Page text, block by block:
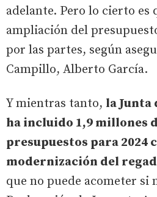
adelante. Pero lo cierto es
ampliación del
por las partes, según
Campillo, Alberto García.
Y mientras tanto, la Junta
ha incluido 1,9 millones
presupuestos para 2024
modernización del
que no puede acometer si